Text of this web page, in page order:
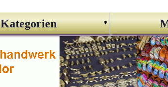
Kategorien